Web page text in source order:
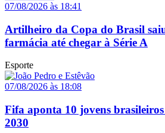
07/08/2026 às 18:41
Artilheiro da Copa do Brasil
farmácia até chegar à Série A
Esporte
07/08/2026 às 18:08
Fifa aponta 10 jovens
2030